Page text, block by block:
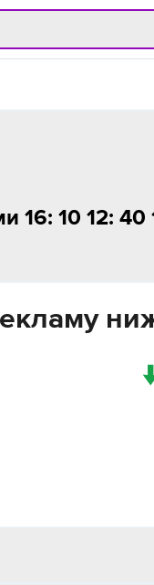
16: 10 12: 40